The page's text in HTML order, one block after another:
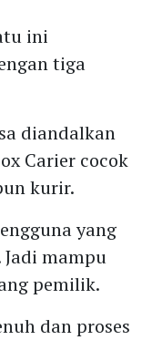
ini
tiga
diandalkan
Carier cocok
kurir.
yang
mampu
pemilik.
dan proses